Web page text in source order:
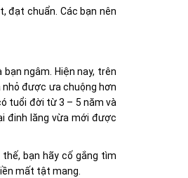
đạt chuẩn. Các bạn nên
ngâm. Hiện nay, trên
nhỏ được ưa chuộng hơn
tuổi đời từ 3 – 5 năm và
đinh lăng vừa mới được
bạn hãy cố gắng tìm
mất tật mang.